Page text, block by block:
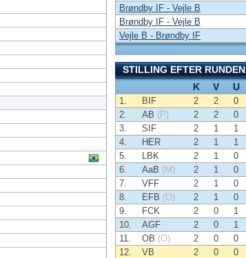
Brøndby IF - Vejle B
Brøndby IF - Vejle B
Vejle B - Brøndby IF
STILLING EFTER RUNDEN
K
V U
1. BIF 2 2 0
2.
AB (P) 2 2 0
3.
SIF 2 1 1
4.
HER 2 1 1
5.
LBK 2 1 0
6.
AaB (M) 2 1 0
7.
VFF 2 1 0
8.
EFB (O) 2 1 0
9.
FCK 2 0 1
10.
AGF 2 0 1
11.
OB (O) 2 0 0
12.
VB 2 0 0